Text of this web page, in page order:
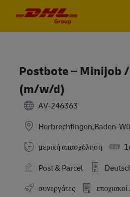
Postbote – Minijob
(m/w/d)
AV-246363
Herbrechtingen,Baden-
μερική απασχόληση
Post & Parcel
συνεργάτες